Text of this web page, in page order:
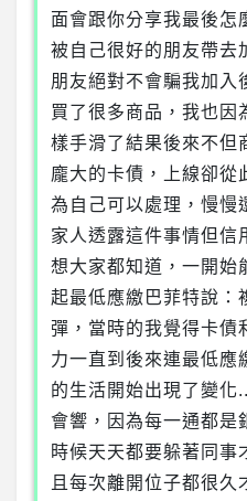
面會跟你分享我最後怎
被自己很好的朋友帶去
朋友絕對不會騙我加入
買了很多商品，我也因
樣手滑了結果後來不但
龐大的卡債，上線卻從
為自己可以處理，慢慢
家人透露這件事情但信
想大家都知道，一開始
起最低應繳巴菲特說：
彈，當時的我覺得卡債
力一直到後來連最低應
的生活開始出現了變化
會響，因為每一通都是
時候天天都要躲著同事
且每次離開位子都很